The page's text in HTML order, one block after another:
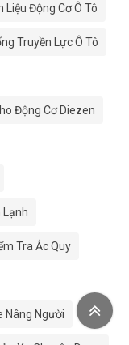
Liệu Động Cơ Ô Tô
Truyền Lực Ô Tô
Động Cơ Diezen
Lạnh
Tra Ắc Quy
Nâng Người